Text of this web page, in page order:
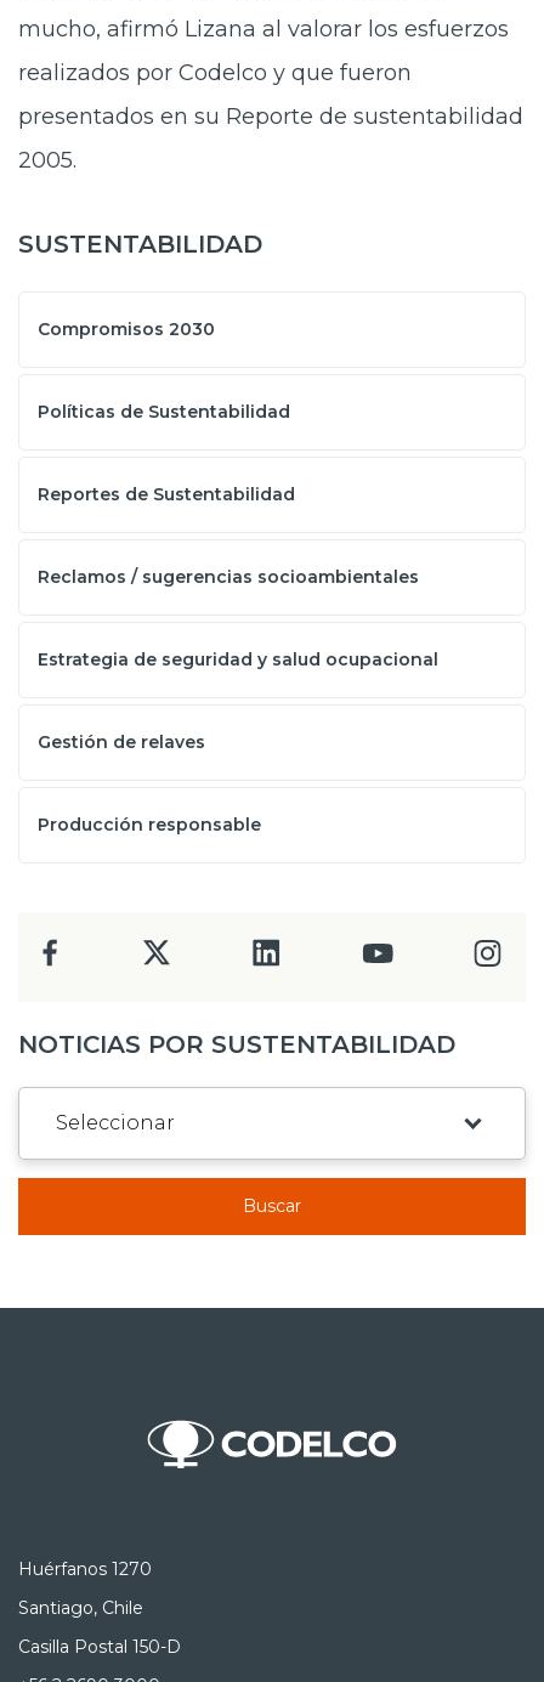
mucho, afirmó Lizana al valorar los esfuerzos
realizados por Codelco y que fueron
presentados en su Reporte de sustentabilidad
2005.
SUSTENTABILIDAD
Compromisos 2030
Políticas de Sustentabilidad
Reportes de Sustentabilidad
Reclamos / sugerencias socioambientales
Estrategia de seguridad y salud ocupacional
Gestión de relaves
Producción responsable
NOTICIAS POR SUSTENTABILIDAD
Buscar
Huérfanos 1270
Santiago, Chile
Casilla Postal 150-D